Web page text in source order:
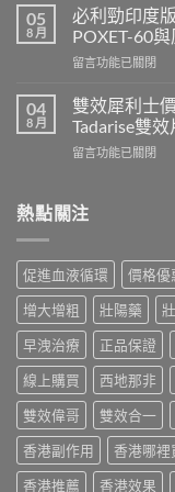
印
度
效
哥
效
副
與
購
買
指
南〉
中
而
鋼
香
港
格
2026
攻
度
售
價
比
較、
正
貨
分
辨
與
購
買
指
05
8 月
必利勁印度
POXET-60
在
利
勁
印
度
格
港
哪
裡
買
最
划
算？
POXET-
60
與
原
廠
留言功能已關閉
04
8 月
雙效犀利士
Tadarise雙
在
犀
利
價
格
2026：
香
港
邊
度
買
最
抵？
Super
Tadarise
雙
留言功能已關閉
熱點關注
促進血液循環 價格優
增大增粗
壯陽藥
早洩治療
正品保證
線上購買
西地那非
雙效偉哥
雙效合一
香港副作用
香港哪裡
香港推薦
香港效果